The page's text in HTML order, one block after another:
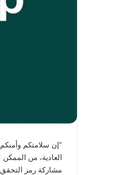
“إن سلامتكم
العادية، من
مشاركة رمز التحقق